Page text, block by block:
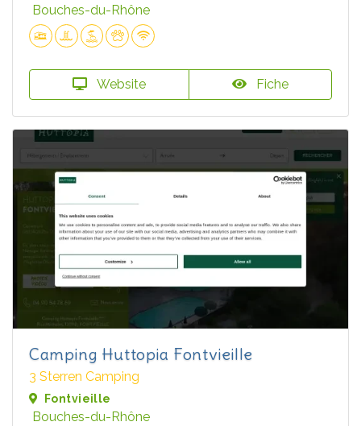
Bouches-du-Rhône
Website Fiche
Camping Huttopia Fontvieille
3 Sterren Camping
Fontvieille
Bouches-du-Rhône